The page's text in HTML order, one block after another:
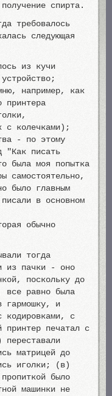
спирта.
требовалось
следующая
из кучи
например, как
принтера
с колечками);
- по этому
"Как писать
была моя попытка
самостоятельно,
было главным
в основном
обычно
тогда
из пачки - оно
поскольку до
все равно была
гармошку, и
кодировками, с
принтер печатал с
матрицей до
иголки; (в)
было
машинки не